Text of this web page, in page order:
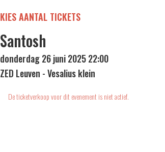
KIES AANTAL TICKETS
Santosh
donderdag 26 juni 2025 22:00
ZED Leuven - Vesalius klein
De ticketverkoop voor dit evenement is niet actief.